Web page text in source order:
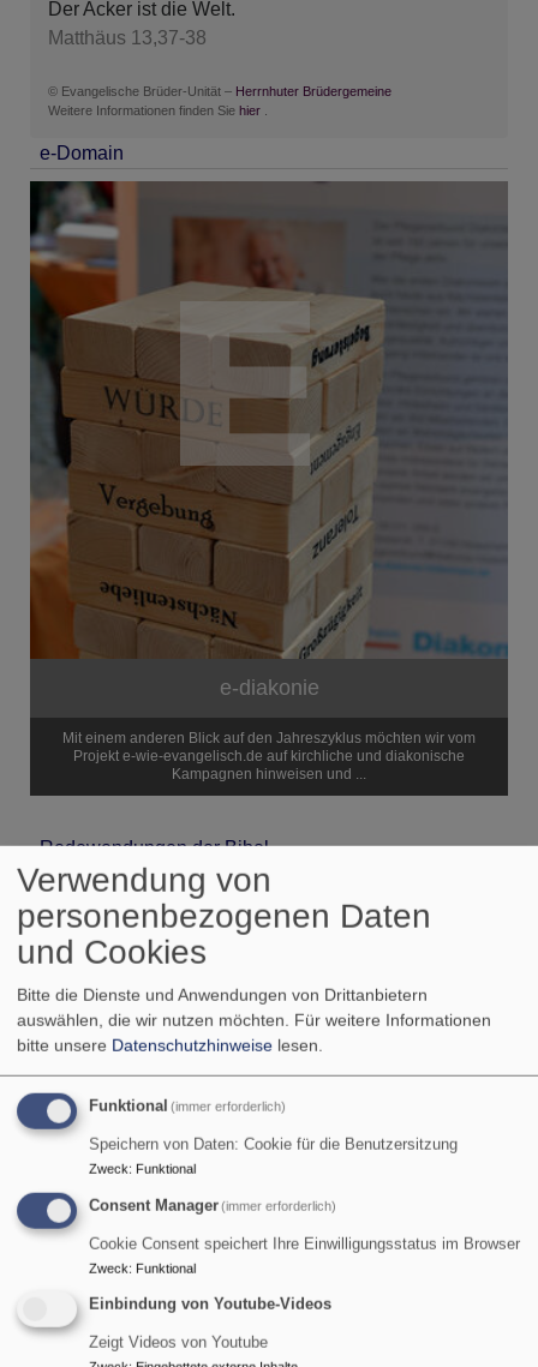
Der Acker ist die Welt.
Matthäus 13,37-38
© Evangelische Brüder-Unität – Herrnhuter Brüdergemeine
Weitere Informationen finden Sie hier
e-Domain
e-diakonie
Mit einem anderen Blick auf den Jahreszyklus möchten wir vom
Projekt e-wie-evangelisch.de auf kirchliche und diakonische
Kampagnen hinweisen und ...
Redewendungen der Bibel
Liturgischer Kalender
09.08.2026 10. Sonntag nach Trinitatis:
Israelsonntag „Kirche und Israel“
der HERR ist, dem Volk, das er zum Erbe
erwählt hat! ( Ps 33,12
)
Wochenpsalm:
Eingangspsalm:Ps 122
AT-Lesung:2. Mose 19,1–6
Epistel:Röm 11,25–32
Predigttext: Röm 11,25–32
Evangelium:Mk 12,28–34
Verwendung von
personenbezogenen Daten
und Cookies
Bitte die Dienste und Anwendungen von Drittanbietern
auswählen, die wir nutzen möchten. Für weitere Informationen
bitte unsere Datenschutzhinweise lesen.
Funktional (immer erforderlich)
Speichern von Daten: Cookie für die Benutzersitzung
Zweck: Funktional
Consent Manager(immer erforderlich)
Cookie Consent speichert Ihre Einwilligungsstatus im Browser
Zweck: Funktional
Einbindung von Youtube-Videos
Zeigt Videos von Youtube